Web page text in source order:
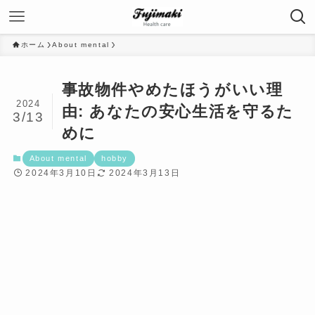
ホーム About mental
事故物件やめたほうがいい理
由: あなたの安心生活を守るた
めに
2024
3/13
About mental hobby
2024年3月10日 2024年3月13日